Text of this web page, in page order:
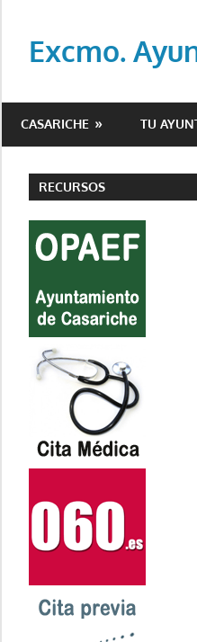
contenido
Excmo.
del
de
Casariche
CASARICHE TU
RECURSOS